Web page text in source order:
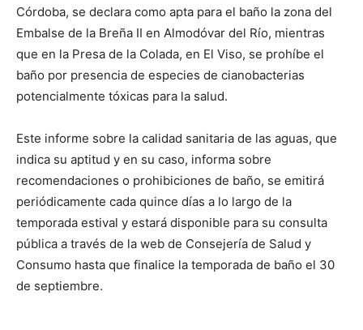
Córdoba, se declara como apta para el baño la zona del
Embalse de la Breña II en Almodóvar del Río, mientras
que en la Presa de la Colada, en El Viso, se prohíbe el
baño por presencia de especies de cianobacterias
potencialmente tóxicas para la salud.
Este informe sobre la calidad sanitaria de las aguas, que
indica su aptitud y en su caso, informa sobre
recomendaciones o prohibiciones de baño, se emitirá
periódicamente cada quince días a lo largo de la
temporada estival y estará disponible para su consulta
pública a través de la web de Consejería de Salud y
Consumo hasta que finalice la temporada de baño el 30
de septiembre.